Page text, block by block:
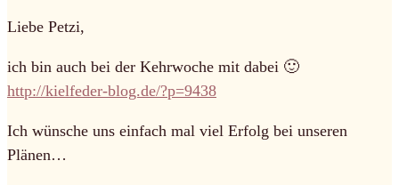
Liebe Petzi,
ich bin auch bei der Kehrwoche mit dabei 🙂
http://kielfeder-blog.de/?p=9438
Ich wünsche uns einfach mal viel Erfolg bei unseren
Plänen…